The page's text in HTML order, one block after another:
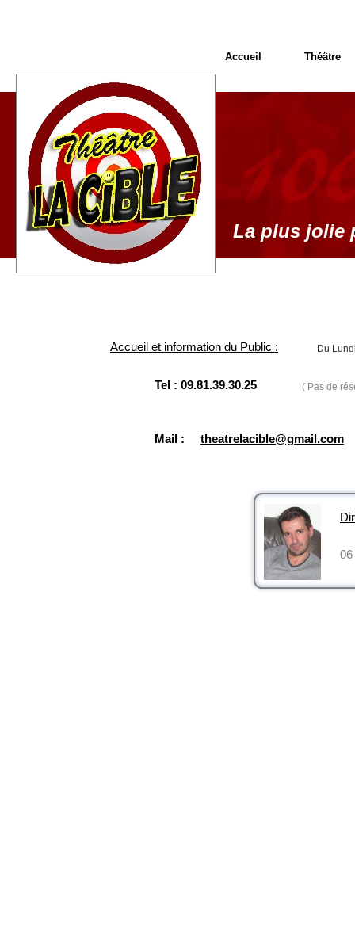
Accueil et information du Public : Du
Tel : 09.81.39.30.25 ( Pas de
Mail : theatrelacible@gmail.com
La plus jolie
06
Accueil Théâtre